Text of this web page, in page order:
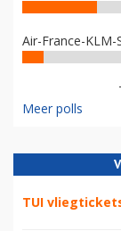
Air-France-KLM-
Meer polls
TUI